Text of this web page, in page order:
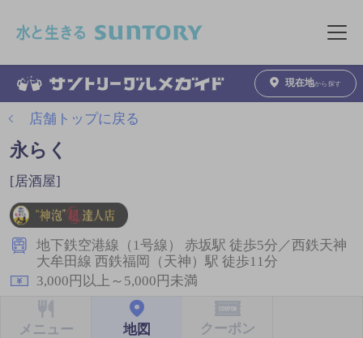
メニュ
現在地から探す
店舗トップに戻る
永らく
[居酒屋]
地下鉄空港線（1号線） 赤坂駅 徒歩5分／西鉄天神
大牟田線 西鉄福岡（天神）駅 徒歩11分
3,000円以上～5,000円未満
メニュー 地図 クーポン